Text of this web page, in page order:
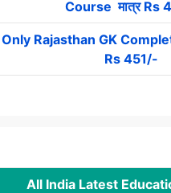
Course मात्र Rs
Only Rajasthan GK
Rs 451/-
All India Latest